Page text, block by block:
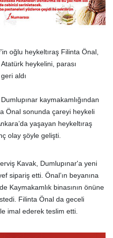
oğlu heykeltıraş Filinta Önal,
heykelini, parası
aldı
kaymakamlığından
Önal sonunda çareyi heykeli
yaşayan heykeltıraş
olay şöyle gelişti.
Kavak, Dumlupınar'a yeni
sipariş etti. Önal’ın beyanına
Kaymakamlık binasının önüne
Filinta Önal da geceli
imal ederek teslim etti.